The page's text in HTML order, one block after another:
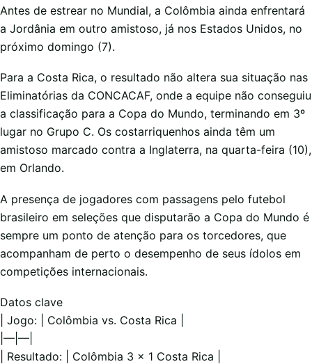
Antes de estrear no Mundial, a Colômbia ainda enfrentará
a Jordânia em outro amistoso, já nos Estados Unidos, no
próximo domingo (7).
Para a Costa Rica, o resultado não altera sua situação nas
Eliminatórias da CONCACAF, onde a equipe não conseguiu
a classificação para a Copa do Mundo, terminando em 3º
lugar no Grupo C. Os costarriquenhos ainda têm um
amistoso marcado contra a Inglaterra, na quarta-feira (10),
em Orlando.
A presença de jogadores com passagens pelo futebol
brasileiro em seleções que disputarão a Copa do Mundo é
sempre um ponto de atenção para os torcedores, que
acompanham de perto o desempenho de seus ídolos em
competições internacionais.
Datos clave
| Jogo: | Colômbia vs. Costa Rica |
|—|—|
| Resultado: | Colômbia 3 x 1 Costa Rica |